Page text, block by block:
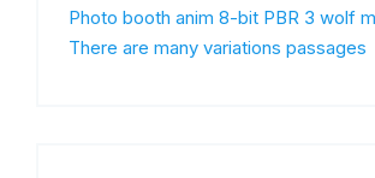
Photo booth anim 8-bit PBR 3 wolf
There are many variations passages